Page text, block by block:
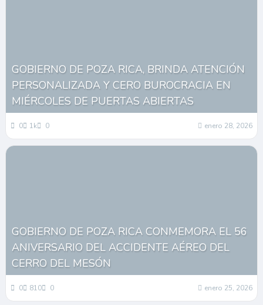
GOBIERNO DE POZA RICA, BRINDA ATENCIÓN
PERSONALIZADA Y CERO BUROCRACIA EN
MIÉRCOLES DE PUERTAS ABIERTAS
0 1k 0 enero 28, 2026
GOBIERNO DE POZA RICA CONMEMORA EL 56
ANIVERSARIO DEL ACCIDENTE AÉREO DEL
CERRO DEL MESÓN
0 810 0 enero 25, 2026